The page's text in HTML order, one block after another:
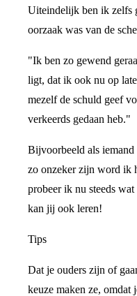
Uiteindelijk ben ik zelfs
oorzaak was van de
"Ik ben zo gewend
ligt, dat ik ook nu op
mezelf de schuld geef
verkeerds gedaan heb."
Bijvoorbeeld als
zo onzeker zijn word ik
probeer ik nu steeds
kan jij ook leren!
Tips
Dat je ouders zijn of
keuze maken ze, omdat